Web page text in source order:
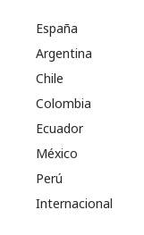
España
Argentina
Chile
Colombia
Ecuador
México
Perú
Internacional